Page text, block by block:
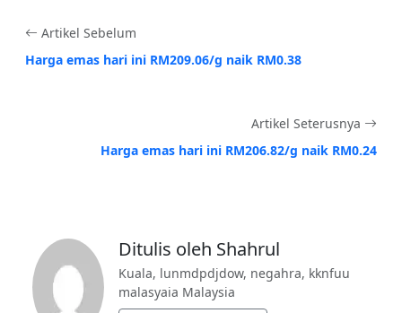
Artikel Sebelum
Harga emas hari ini RM209.06/g naik RM0.38
Artikel Seterusnya
Harga emas hari ini RM206.82/g naik RM0.24
Ditulis oleh Shahrul
Kuala, lunmdpdjdow, negahra, kknfuu
malasyaia Malaysia